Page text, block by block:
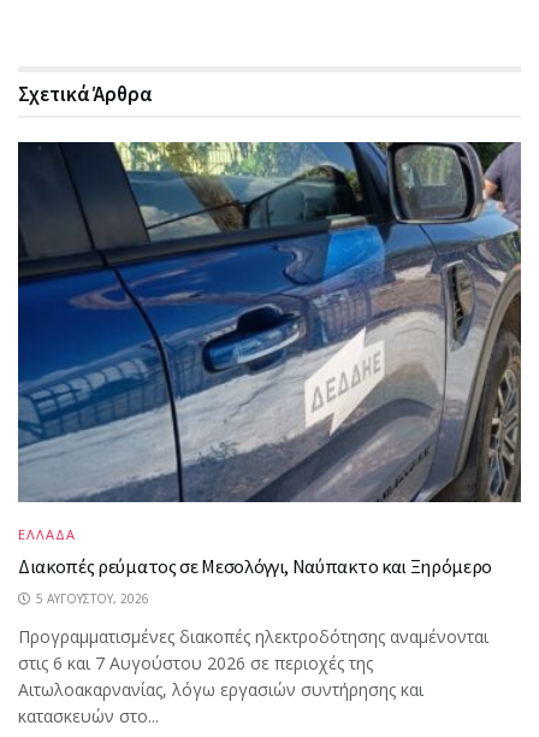
ΣχετικάΆρθρα
ΕΛΛΑΔΑ
Διακοπές ρεύματος σε Μεσολόγγι, Ναύπακτο και Ξηρόμερο
5 ΑΥΓΟΎΣΤΟΥ, 2026
Προγραμματισμένες διακοπές ηλεκτροδότησης αναμένονται
στις 6 και 7 Αυγούστου 2026 σε περιοχές της
Αιτωλοακαρνανίας, λόγω εργασιών συντήρησης και
κατασκευών στο...